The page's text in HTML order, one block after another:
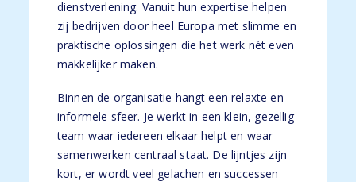
dienstverlening. Vanuit hun expertise helpen
zij bedrijven door heel Europa met slimme en
praktische oplossingen die het werk nét even
makkelijker maken.
Binnen de organisatie hangt een relaxte en
informele sfeer. Je werkt in een klein, gezellig
team waar iedereen elkaar helpt en waar
samenwerken centraal staat. De lijntjes zijn
kort, er wordt veel gelachen en successen